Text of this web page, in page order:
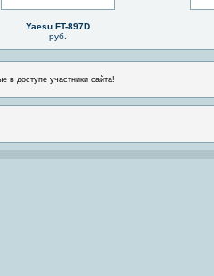
Yaesu FT-897D
руб.
в доступе участники сайта!